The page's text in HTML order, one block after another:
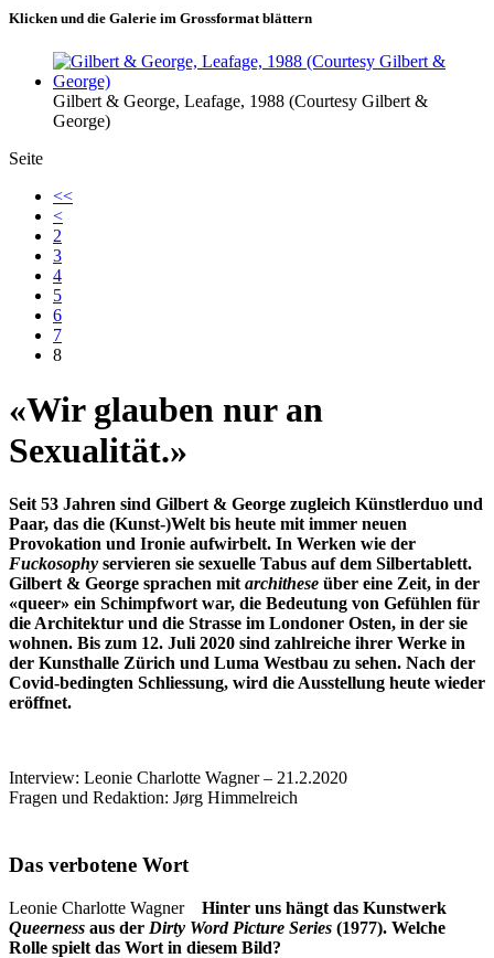
Klicken und die Galerie im Grossformat blättern
Gilbert & George, Leafage, 1988 (Courtesy Gilbert &
George)
Seite
<<
<
2
3
4
5
6
7
8
«Wir glauben nur an
Sexualität.»
Seit 53 Jahren sind Gilbert & George zugleich Künstlerduo und
Paar, das die (Kunst-)Welt bis heute mit immer neuen
Provokation und Ironie aufwirbelt. In Werken wie der
Fuckosophy servieren sie sexuelle Tabus auf dem Silbertablett.
Gilbert & George sprachen mit archithese über eine Zeit, in der
«queer» ein Schimpfwort war, die Bedeutung von Gefühlen für
die Architektur und die Strasse im Londoner Osten, in der sie
wohnen. Bis zum 12. Juli 2020 sind zahlreiche ihrer Werke in
der Kunsthalle Zürich und Luma Westbau zu sehen. Nach der
Covid-bedingten Schliessung, wird die Ausstellung heute wieder
eröffnet.
Interview: Leonie Charlotte Wagner– 21.2.2020
Fragen und Redaktion: Jørg Himmelreich
Das verbotene Wort
Leonie Charlotte Wagner Hinter uns hängt das Kunstwerk
Queerness aus der Dirty Word Picture Series (1977). Welche
Rolle spielt das Wort in diesem Bild?